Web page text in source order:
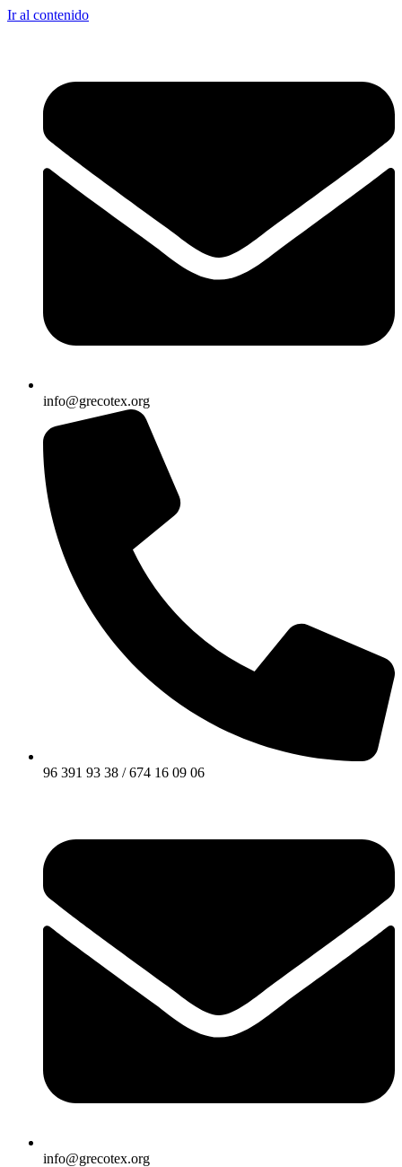
Ir al contenido
info@grecotex.org
96 391 93 38 / 674 16 09 06
info@grecotex.org